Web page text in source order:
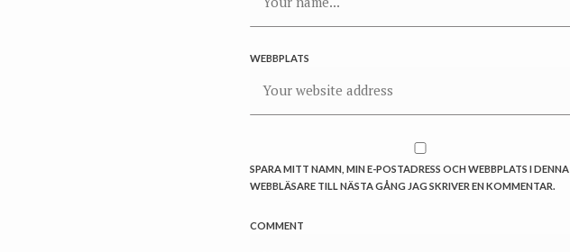
WEBBPLATS
SPARA MITT NAMN, MIN E-POSTADRESS OCH WEBBPLATS I DENNA
WEBBLÄSARE TILL NÄSTA GÅNG JAG SKRIVER EN KOMMENTAR.
COMMENT